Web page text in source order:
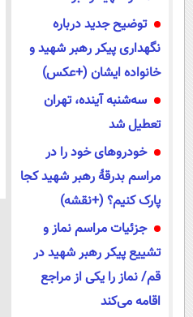
توضیح جدید درباره
نگهداری پیکر رهبر شهید و
خانواده ایشان (+عکس)
سه‌شنبه آینده، تهران
تعطیل شد
خودروهای خود را در
مراسم بدرقهٔ رهبر شهید کجا
پارک کنیم؟ (+نقشه)
جزئیات مراسم نماز و
تشییع پیکر رهبر شهید در
قم/ نماز را یکی از مراجع
اقامه می‌کند